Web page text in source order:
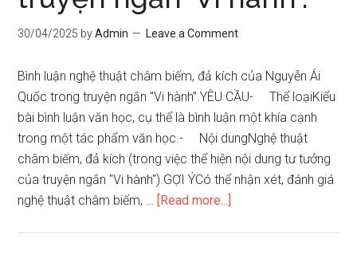
30/04/2025 byAdmin Leave a Comment
Bình luận nghệ thuật châm biếm, đả kích của Nguyễn Ái
Quốc trong truyện ngắn "Vi hành”.YÊU CẦU- Thể loạiKiểu
bài bình luận văn học, cụ thể là bình luận một khía cạnh
trong một tác phẩm văn học.- Nội dungNghệ thuật
châm biếm, đả kích (trong việc thể hiện nội dung tư tưởng
của truyện ngắn "Vi hành").GỢI ÝCó thể nhận xét, đánh giá
nghệ thuật châm biếm, … [Read more...]